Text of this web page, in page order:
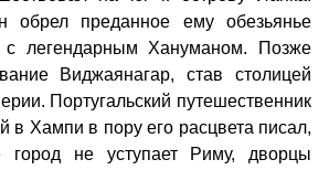
обрел преданное ему обезьянье
с легендарным Хануманом. Позже
Виджаянагар, став столицей
Португальский путешественник
в Хампи в пору его расцвета писал,
город не уступает Риму, дворцы